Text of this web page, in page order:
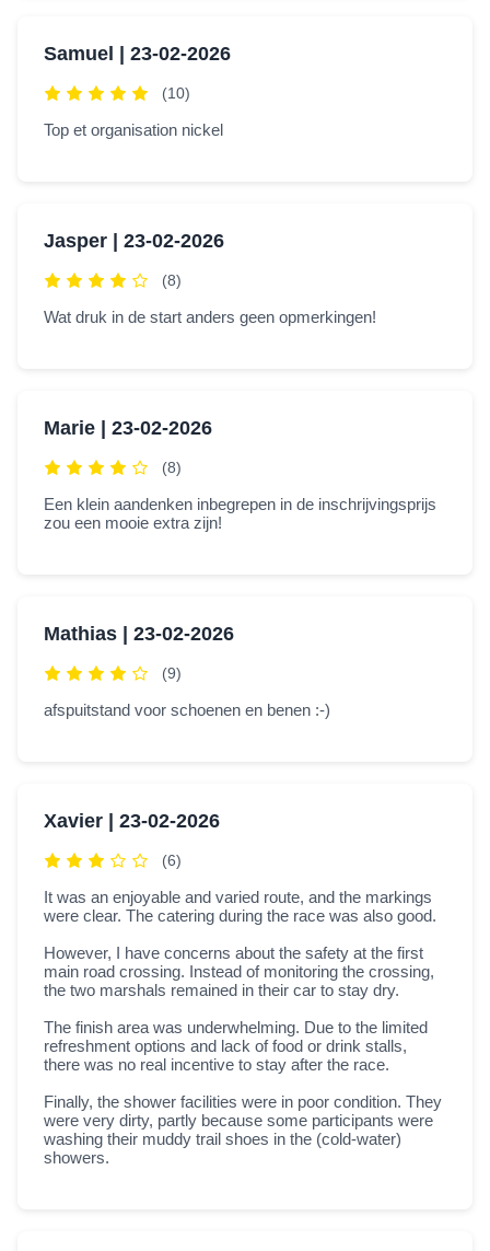
Samuel | 23-02-2026
(10)
Top et organisation nickel
Jasper | 23-02-2026
(8)
Wat druk in de start anders geen opmerkingen!
Marie | 23-02-2026
(8)
Een klein aandenken inbegrepen in de inschrijvingsprijs
zou een mooie extra zijn!
Mathias | 23-02-2026
(9)
afspuitstand voor schoenen en benen :-)
Xavier | 23-02-2026
(6)
It was an enjoyable and varied route, and the markings
were clear. The catering during the race was also good.
However, I have concerns about the safety at the first
main road crossing. Instead of monitoring the crossing,
the two marshals remained in their car to stay dry.
The finish area was underwhelming. Due to the limited
refreshment options and lack of food or drink stalls,
there was no real incentive to stay after the race.
Finally, the shower facilities were in poor condition. They
were very dirty, partly because some participants were
washing their muddy trail shoes in the (cold-water)
showers.